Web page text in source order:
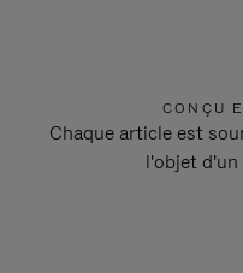
CONÇU
Chaque article est
l'objet d'un